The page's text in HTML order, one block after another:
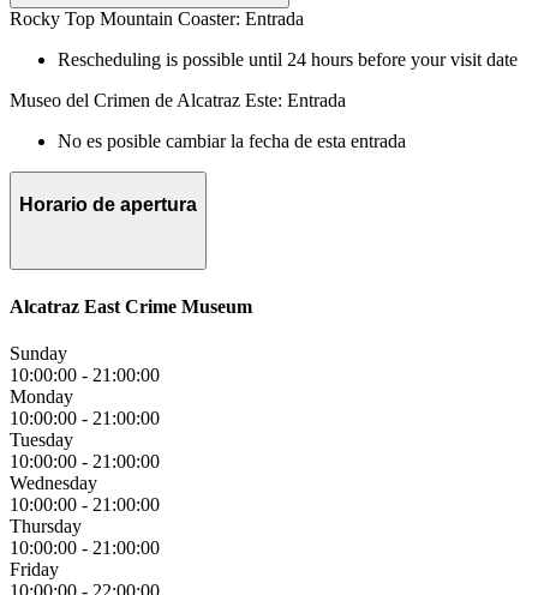
Rocky Top Mountain Coaster: Entrada
Rescheduling is possible until 24 hours before your visit date
Museo del Crimen de Alcatraz Este: Entrada
No es posible cambiar la fecha de esta entrada
Horario de apertura
Alcatraz East Crime Museum
Sunday
10:00:00 - 21:00:00
Monday
10:00:00 - 21:00:00
Tuesday
10:00:00 - 21:00:00
Wednesday
10:00:00 - 21:00:00
Thursday
10:00:00 - 21:00:00
Friday
10:00:00 - 22:00:00